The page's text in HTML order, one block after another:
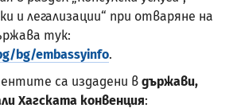
и легализации“ при отваряне на
тук:
bg/embassyinfo.
са издадени в държави,
Хагската конвенция: